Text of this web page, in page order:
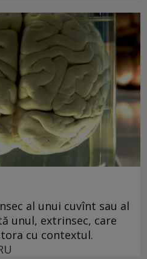
al unui cuvînt sau al
unul, extrinsec, care
cu contextul.